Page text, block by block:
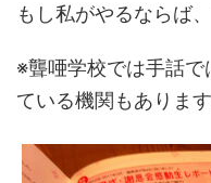
もし私がやるならば
※聾唖学校では手話
ている機関もあります